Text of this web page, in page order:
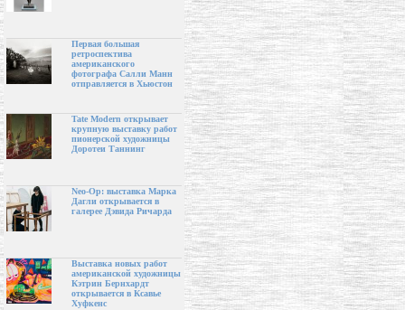
Первая большая
ретроспектива
американского
фотографа Салли Манн
отправляется в Хьюстон
Tate Modern открывает
крупную выставку работ
пионерской художницы
Доротеи Таннинг
Neo-Op: выставка Марка
Дагли открывается в
галерее Дэвида Ричарда
Выставка новых работ
американской художницы
Кэтрин Бернхардт
открывается в Ксавье
Хуфкенс